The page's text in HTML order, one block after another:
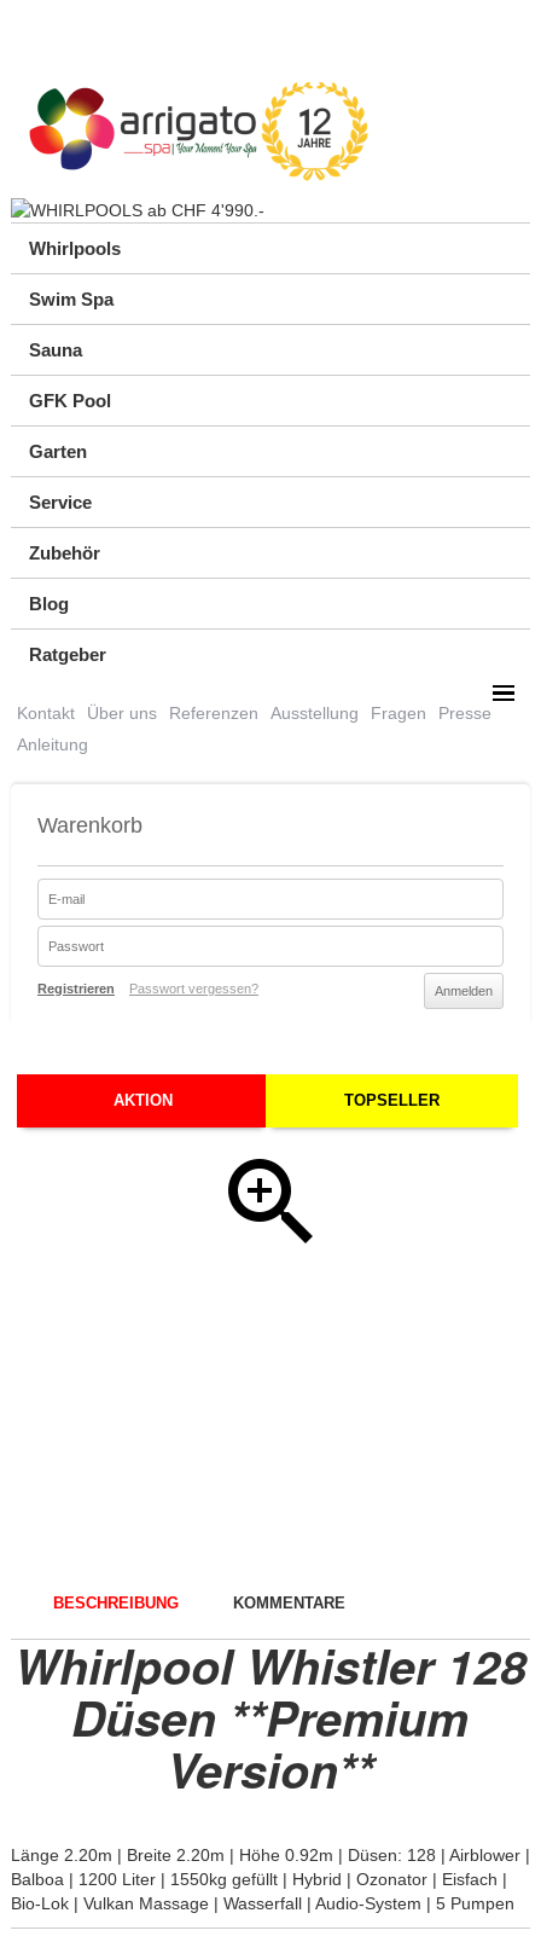
Whirlpools
Swim Spa
Sauna
GFK Pool
Garten
Service
Zubehör
Blog
Ratgeber
Kontakt Über uns Referenzen Ausstellung Fragen
Presse
Anleitung
Warenkorb
Registrieren Passwort vergessen?
AKTION TOPSELLER
BESCHREIBUNG KOMMENTARE
Whirlpool Whistler 128
Düsen **Premium
Version**
Länge 2.20m | Breite 2.20m | Höhe 0.92m | Düsen: 128 | Airblower |
Balboa | 1200 Liter | 1550kg gefüllt | Hybrid | Ozonator | Eisfach |
Bio-Lok | Vulkan Massage | Wasserfall | Audio-System | 5 Pumpen